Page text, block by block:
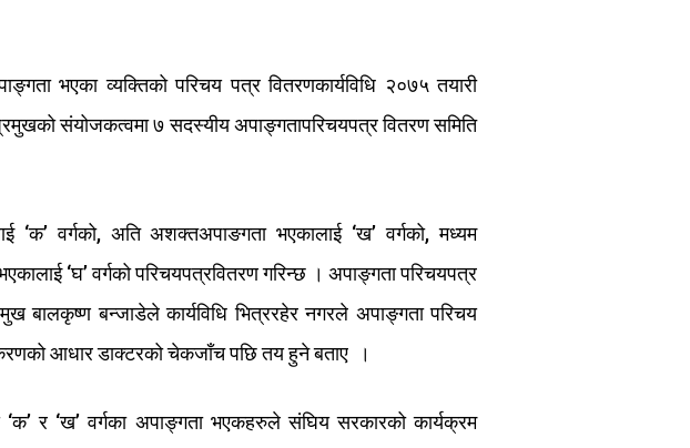
भएका व्यक्तिको परिचय पत्र वितरणकार्यविधि २०७५ तयारी
संयोजकत्वमा७ सदस्यीय अपाङ्गतापरिचयपत्रवितरणसमिति
‘क’वर्गको, अति अशक्तअपाङगता भएकालाई‘ख’वर्गको,मध्यम
‘घ’वर्गकोपरिचयपत्रवितरणगरिन्छ । अपाङ्गतापरिचयपत्र
बालकृष्ण बन्जाडेले कार्यविधि भित्ररहेर नगरले अपाङ्गता परिचय
आधारडाक्टरकोचेकजाँचपछितयहुनेबताए ।
‘क’र ‘ख’वर्गका अपाङ्गता भएकहरुले संघिय सरकारको कार्यक्रम